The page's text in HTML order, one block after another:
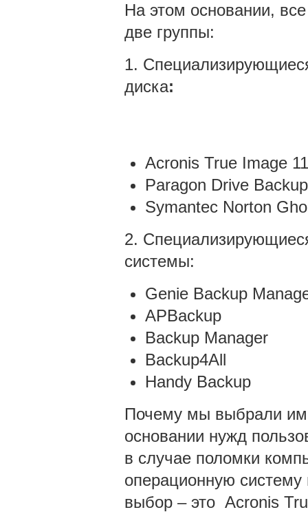
На этом основании,
две группы:
1.
диска:
Acronis True Image
Paragon Drive
Symantec Norton
2.
системы:
Genie Backup
APBackup
Backup Manager
Backup4All
Handy Backup
Почему мы выбрали
основании нужд
в случае поломки
операционную
выбор – это Acronis